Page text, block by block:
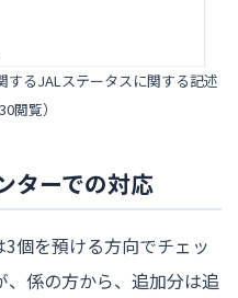
するJALステータスに関する記述
閲覧）
ターでの対応
個を預ける方向でチェッ
、係の方から、追加分は追